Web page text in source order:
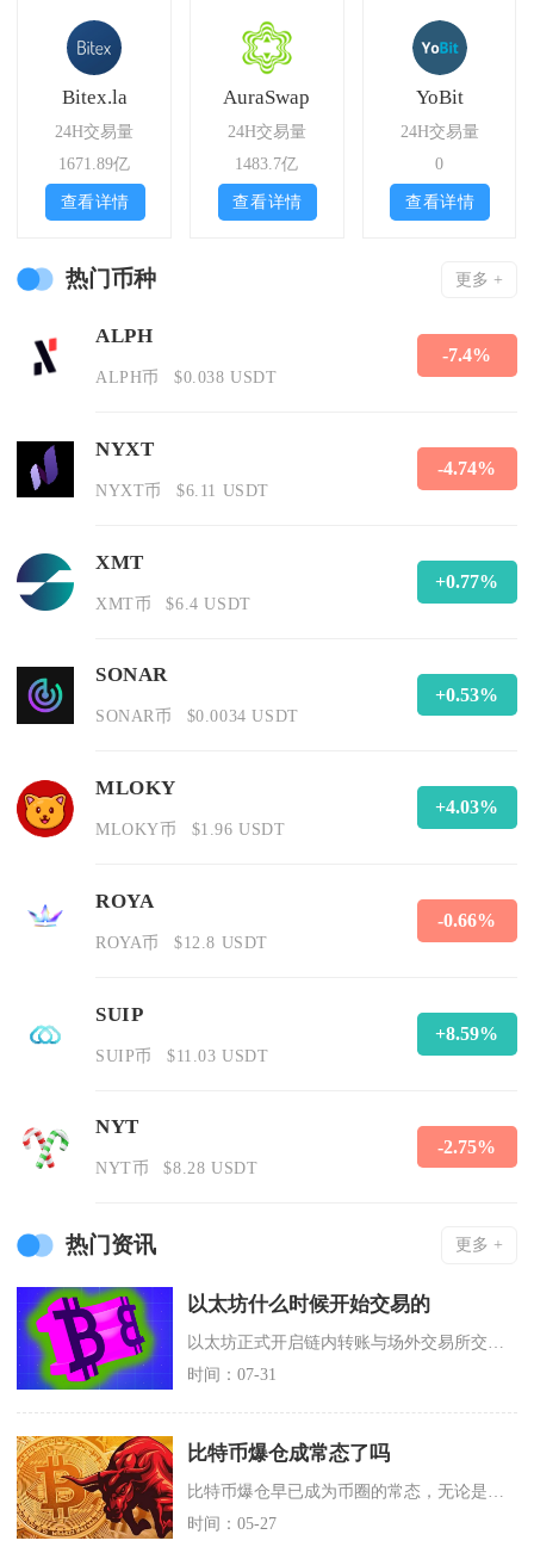
Bitex.la
24H交易量
1671.89亿
查看详情
AuraSwap
24H交易量
1483.7亿
查看详情
YoBit
24H交易量
0
查看详情
热门币种 更多 +
ALPH
ALPH币 $0.038 USDT
-7.4%
NYXT
NYXT币 $6.11 USDT
-4.74%
XMT
XMT币 $6.4 USDT
+0.77%
SONAR
SONAR币 $0.0034 USDT
+0.53%
MLOKY
MLOKY币 $1.96 USDT
+4.03%
ROYA
ROYA币 $12.8 USDT
-0.66%
SUIP
SUIP币 $11.03 USDT
+8.59%
NYT
NYT币 $8.28 USDT
-2.75%
热门资讯 更多 +
以太坊什么时候开始交易的
时间：07-31
比特币爆仓成常态了吗
时间：05-27